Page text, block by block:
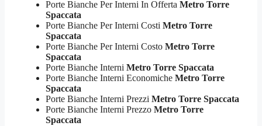
Porte Bianche Per Interni In Offerta Metro Torre
Spaccata
Porte Bianche Per Interni Costi Metro Torre
Spaccata
Porte Bianche Per Interni Costo Metro Torre
Spaccata
Porte Bianche Interni Metro Torre Spaccata
Porte Bianche Interni Economiche Metro Torre
Spaccata
Porte Bianche Interni Prezzi Metro Torre Spaccata
Porte Bianche Interni Prezzo Metro Torre
Spaccata